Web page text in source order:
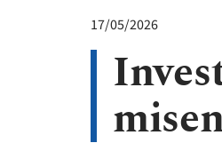
17/05/2026